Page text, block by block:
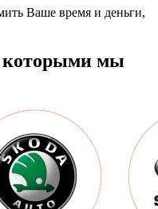
Ваше время и деньги,
которыми мы